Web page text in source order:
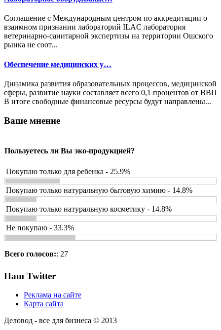
Соглашение с Международным центром по аккредитации о
взаимном признании лабораторий ILAC лаборатория
ветеринарно-санитарной экспертизы на территории Ошского
рынка не соот...
Обеспечение медицинских у…
Динамика развития образовательных процессов, медицинской
сферы, развитие науки составляет всего 0,1 процентов от ВВП
В итоге свободные финансовые ресурсы будут направлены...
Ваше мнение
Пользуетесь ли Вы эко-продукцией?
Покупаю только для ребенка - 25.9%
Покупаю только натуральную бытовую химию - 14.8%
Покупаю только натуральную косметику - 14.8%
Не покупаю - 33.3%
Всего голосов:: 27
Наш Twitter
Реклама на сайте
Карта сайта
Деловод - все для бизнеса © 2013